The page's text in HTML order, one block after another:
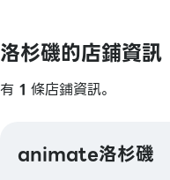
洛杉磯的店鋪資訊
有 1 條店鋪資訊。
animate洛杉磯